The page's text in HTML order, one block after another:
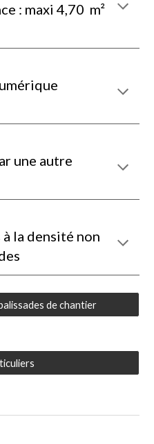
: maxi 4,70 m²
une autre
la densité non
de chantier